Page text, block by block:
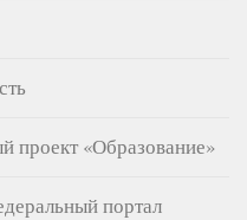
проект «Образование»
портал